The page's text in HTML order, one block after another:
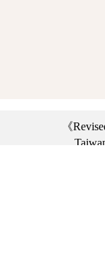
《